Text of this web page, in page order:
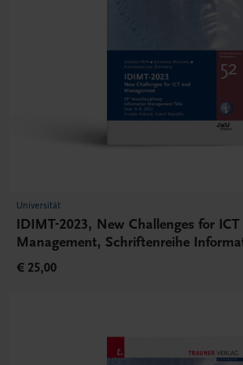
Universität
IDIMT-2023, New Challenges for ICT
Management, Schriftenreihe
€ 25,00